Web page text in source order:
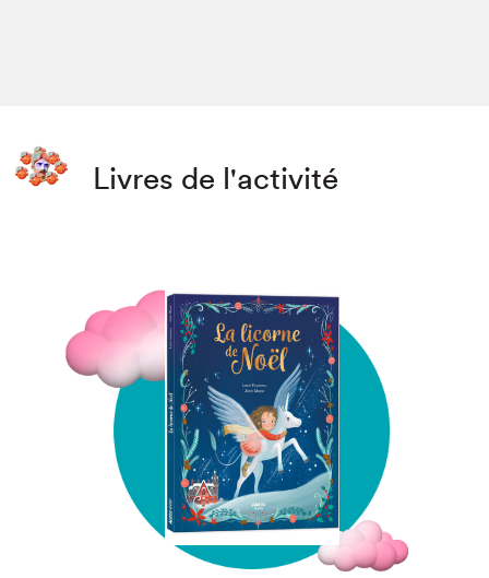
Livres de l'activité